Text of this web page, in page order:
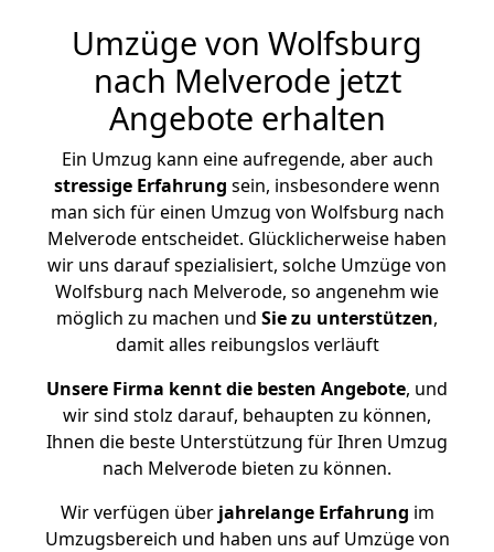
Umzüge von Wolfsburg
nach Melverode jetzt
Angebote erhalten
Ein Umzug kann eine aufregende, aber auch
stressige Erfahrung sein, insbesondere wenn
man sich für einen Umzug von Wolfsburg nach
Melverode entscheidet. Glücklicherweise haben
wir uns darauf spezialisiert, solche Umzüge von
Wolfsburg nach Melverode, so angenehm wie
möglich zu machen und Sie zu unterstützen,
damit alles reibungslos verläuft
Unsere Firma kennt die besten Angebote, und
wir sind stolz darauf, behaupten zu können,
Ihnen die beste Unterstützung für Ihren Umzug
nach Melverode bieten zu können.
Wir verfügen überjahrelange Erfahrung im
Umzugsbereich und haben uns auf Umzüge von